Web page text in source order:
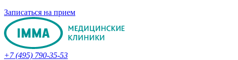
Записаться на прием
+7 (495) 790-35-53